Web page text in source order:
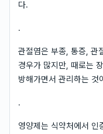
다.
.
관절염은 부종, 통증, 관
경우가 많지만, 때로는
방해가면서 관리하는 것
.
영양제는 식약처에서 인